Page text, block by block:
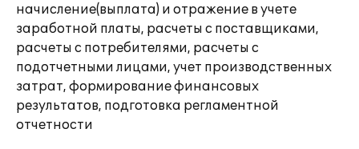
начисление(выплата) и отражение в учете
заработной платы, расчеты с поставщиками,
расчеты с потребителями, расчеты с
подотчетными лицами, учет производственных
затрат, формирование финансовых
результатов, подготовка регламентной
отчетности